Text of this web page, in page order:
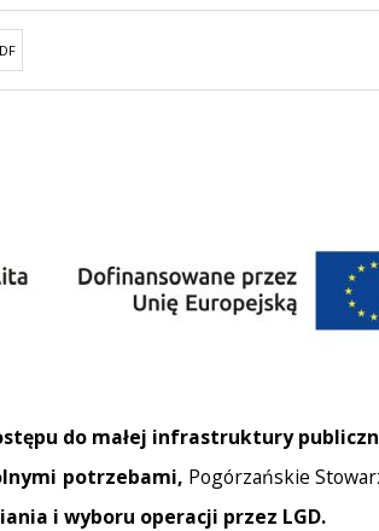
do małej infrastruktury
potrzebami, Pogórzańskie
i wyboru operacji przez LGD.